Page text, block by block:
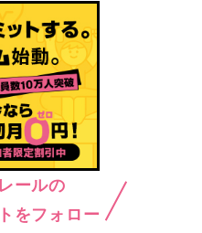
ールの
をフォロー